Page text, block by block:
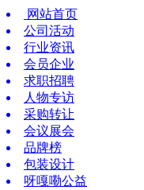
网站首页
公司活动
行业资讯
会员企业
求职招聘
人物专访
采购转让
会议展会
品牌榜
包装设计
呀嘎嘞公益